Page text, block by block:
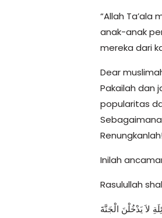
“Allah
anak-anak
mereka dari
Dear
Pakailah dan
popularitas
Inilah
Rasulullah
لاَ يَدْخُلْنَ الْجَنَّةَ